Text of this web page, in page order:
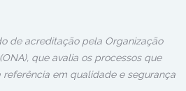
de acreditação pela Organização
que avalia os processos que
em qualidade e segurança